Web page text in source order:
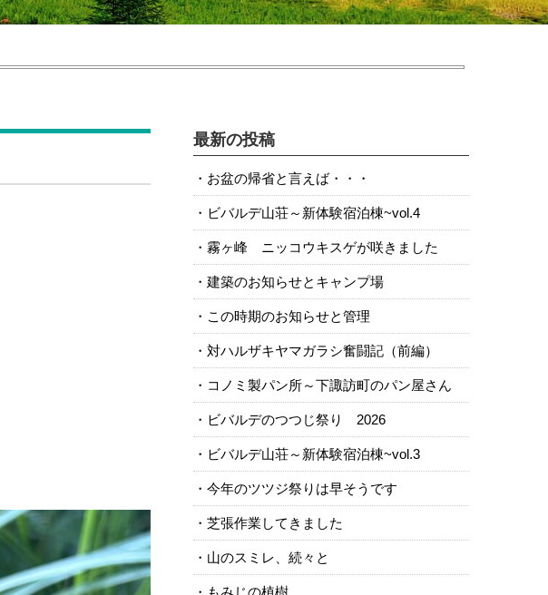
最新の投稿
お盆の帰省と言えば・・・
ビバルデ山荘～新体験宿泊棟~vol.4
霧ヶ峰 ニッコウキスゲが咲きました
建築のお知らせとキャンプ場
この時期のお知らせと管理
対ハルザキヤマガラシ奮闘記（前編）
コノミ製パン所～下諏訪町のパン屋さん
ビバルデのつつじ祭り 2026
ビバルデ山荘～新体験宿泊棟~vol.3
今年のツツジ祭りは早そうです
芝張作業してきました
山のスミレ、続々と